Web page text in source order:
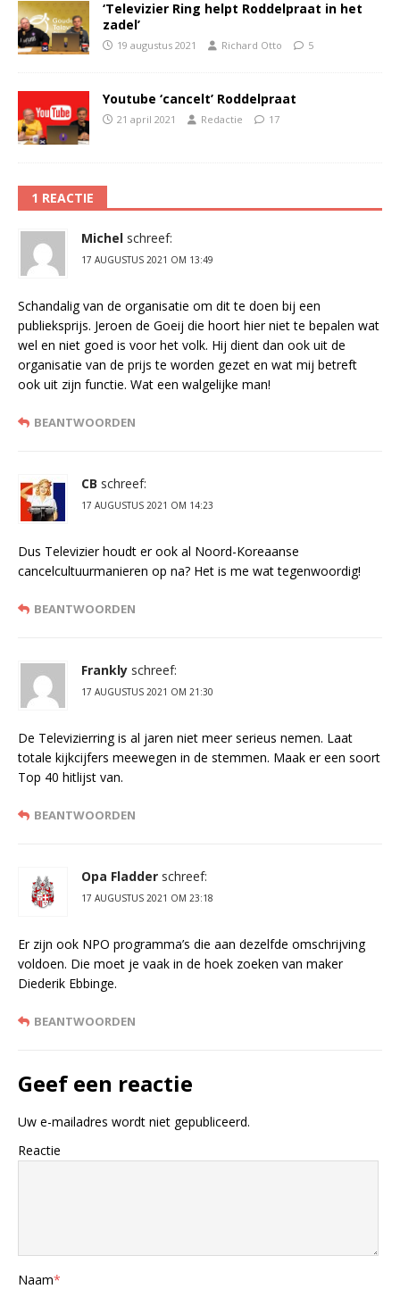
‘Televizier Ring helpt Roddelpraat in het
zadel’
19 augustus 2021 Richard Otto 5
Youtube ‘cancelt’ Roddelpraat
21 april 2021 Redactie 17
1 REACTIE
Michel schreef:
17 AUGUSTUS 2021 OM 13:49
Schandalig van de organisatie om dit te doen bij een
publieksprijs. Jeroen de Goeij die hoort hier niet te bepalen wat
wel en niet goed is voor het volk. Hij dient dan ook uit de
organisatie van de prijs te worden gezet en wat mij betreft
ook uit zijn functie. Wat een walgelijke man!
BEANTWOORDEN
CB schreef:
17 AUGUSTUS 2021 OM 14:23
Dus Televizier houdt er ook al Noord-Koreaanse
cancelcultuurmanieren op na? Het is me wat tegenwoordig!
BEANTWOORDEN
Frankly schreef:
17 AUGUSTUS 2021 OM 21:30
De Televizierring is al jaren niet meer serieus nemen. Laat
totale kijkcijfers meewegen in de stemmen. Maak er een soort
Top 40 hitlijst van.
BEANTWOORDEN
Opa Fladder schreef:
17 AUGUSTUS 2021 OM 23:18
Er zijn ook NPO programma’s die aan dezelfde omschrijving
voldoen. Die moet je vaak in de hoek zoeken van maker
Diederik Ebbinge.
BEANTWOORDEN
Geef een reactie
Uw e-mailadres wordt niet gepubliceerd.
Reactie
Naam*